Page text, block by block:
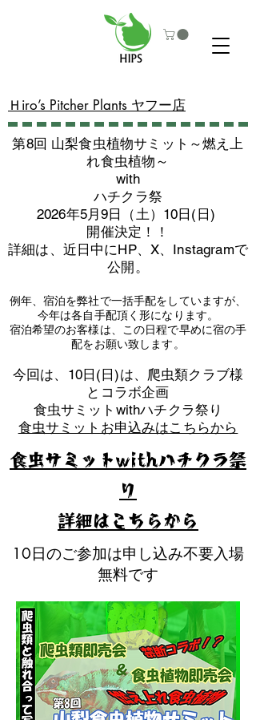
​Ｈiro’s Pitcher Plants ヤフー店
第8回 山梨食虫植物サミット～燃え上
れ食虫植物～
with
​ハチクラ祭
2026年5月9日（土）10日(日)
​開催決定！！
詳細は、近日中にHP、X、Instagramで
公開。
例年、宿泊を弊社で一括手配をしていますが、
今年は各自手配頂く形になります。
​宿泊希望のお客様は、この日程で早めに宿の手
配をお願い致します。
​今回は、10日(日)は、爬虫類クラブ様
とコラボ企画
​食虫サミットwithハチクラ祭り
食虫サミットお申込みはこちらから
10日のご参加は申し込み不要入場
無料です
食虫サミットwithハチクラ祭
り
​詳細はこちらから